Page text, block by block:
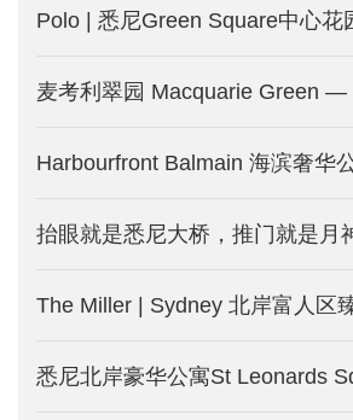
悉尼北岸豪华公寓St Leonards